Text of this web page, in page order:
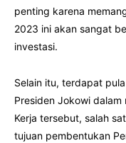
penting karena
2023 ini akan sangat
investasi.
Selain itu, terdapat
Presiden Jokowi
Kerja tersebut, salah
tujuan pembentukan